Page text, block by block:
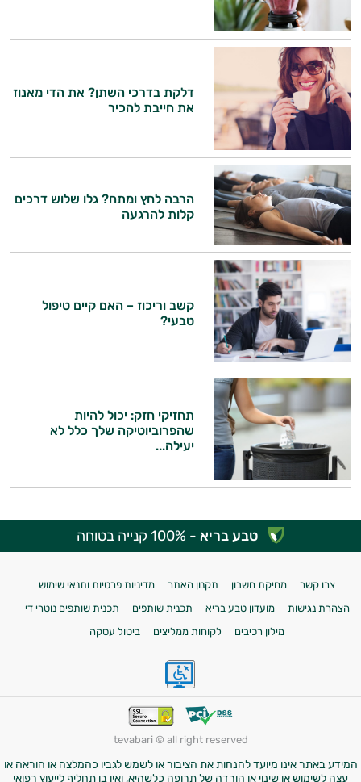
דלקת בדרכי השתן? את הדי מאנוז
את חייבת להכיר
הרבה לחץ ומתח? גלו שלוש דרכים
קלות להרגעה
קשב וריכוז – האם קיים טיפול
טבעי?
תחזיקי חזק: יכול להיות
שהפרוביוטיקה שלך כלל לא
יעילה...
טבע בריא - 100% קנייה בטוחה
צרו קשר מחיקת חשבון תקנון האתר
מדיניות פרטיות ותנאי שימוש
הצהרת נגישות
מועדון טבע בריא תכנית שותפים
תכנית שותפים נוטרי די
מילון רכיבים
לקוחות ממליצים ביטול עסקה
tevabari © all right reserved
המידע באתר אינו מיועד להנחות את הציבור או לשמש לגביו כהמלצה או הוראה או
עצה לשימוש או שינוי או הורדה של תרופה כלשהיא, ואין בו תחליף לייעוץ רפואי